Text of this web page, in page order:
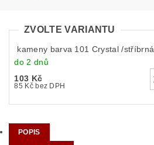
ZVOLTE VARIANTU
kameny barva 101 Crystal /stříbrná
do 2 dnů
103 Kč
85 Kč bez DPH
POPIS